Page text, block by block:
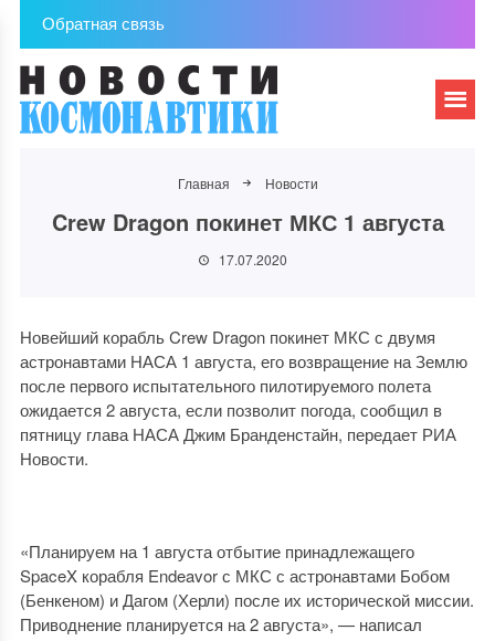
Обратная связь
Главная Новости
Crew Dragon покинет МКС 1 августа
17.07.2020
Новейший корабль Crew Dragon покинет МКС с двумя
астронавтами НАСА 1 августа, его возвращение на Землю
после первого испытательного пилотируемого полета
ожидается 2 августа, если позволит погода, сообщил в
пятницу глава НАСА Джим Бранденстайн, передает РИА
Новости.
«Планируем на 1 августа отбытие принадлежащего
SpaceX корабля Endeavor с МКС с астронавтами Бобом
(Бенкеном) и Дагом (Херли) после их исторической миссии.
Приводнение планируется на 2 августа», — написал